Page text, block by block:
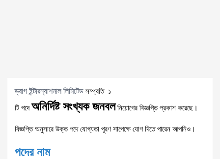
ড্রাগ ইন্টারন্যাশনাল লিমিটেড সম্প্রতি১
টি পদে অনির্দিষ্ট সংখ্যক জনবল নিয়োগের বিজ্ঞপ্তি প্রকাশ করেছে।
বিজ্ঞপ্তি অনুসারে উক্ত পদেযোগ্যতা পূরণ সাপেক্ষে যোগ দিতে পারেন আপনিও।
পদের নাম